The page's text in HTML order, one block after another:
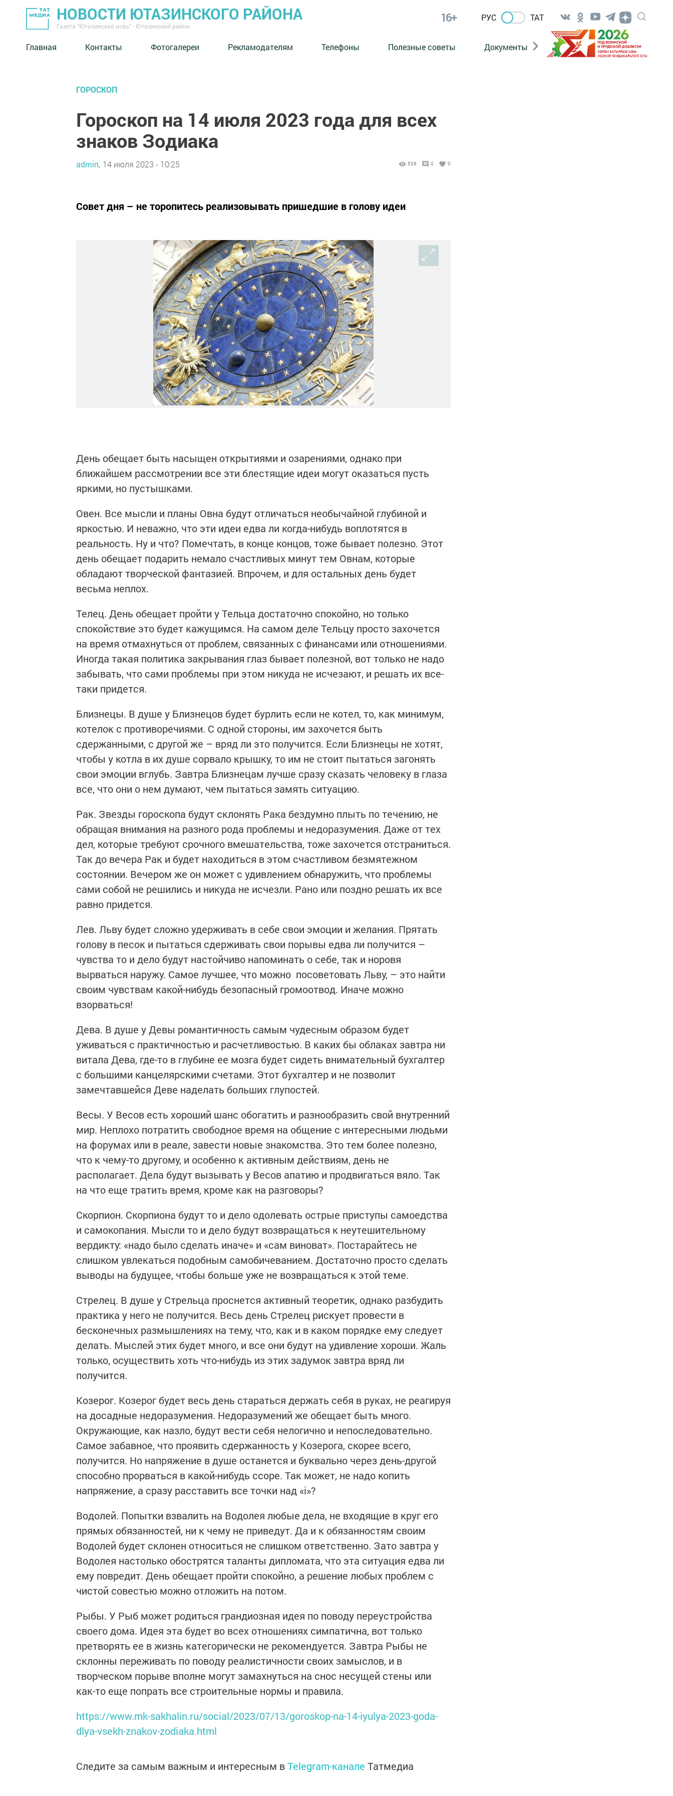
НОВОСТИ ЮТАЗИНСКОГО РАЙОНА
Газета "Ютазинская новь" - Ютазинский район
16+ РУС ТАТ
Главная Контакты Фотогалереи Рекламодателям Телефоны Полезные советы Документы Патриотизм
ГОРОСКОП
Гороскоп на 14 июля 2023 года для всех
знаков Зодиака
admin, 14 июля 2023 - 10:25 536 0 0
Совет дня – не торопитесь реализовывать пришедшие в голову идеи
День обещает быть насыщен открытиями и озарениями, однако при
ближайшем рассмотрении все эти блестящие идеи могут оказаться пусть
яркими, но пустышками.
Овен. Все мысли и планы Овна будут отличаться необычайной глубиной и
яркостью. И неважно, что эти идеи едва ли когда-нибудь воплотятся в
реальность. Ну и что? Помечтать, в конце концов, тоже бывает полезно. Этот
день обещает подарить немало счастливых минут тем Овнам, которые
обладают творческой фантазией. Впрочем, и для остальных день будет
весьма неплох.
Телец. День обещает пройти у Тельца достаточно спокойно, но только
спокойствие это будет кажущимся. На самом деле Тельцу просто захочется
на время отмахнуться от проблем, связанных с финансами или отношениями.
Иногда такая политика закрывания глаз бывает полезной, вот только не надо
забывать, что сами проблемы при этом никуда не исчезают, и решать их все-
таки придется.
Близнецы. В душе у Близнецов будет бурлить если не котел, то, как минимум,
котелок с противоречиями. С одной стороны, им захочется быть
сдержанными, с другой же – вряд ли это получится. Если Близнецы не хотят,
чтобы у котла в их душе сорвало крышку, то им не стоит пытаться загонять
свои эмоции вглубь. Завтра Близнецам лучше сразу сказать человеку в глаза
все, что они о нем думают, чем пытаться замять ситуацию.
Рак. Звезды гороскопа будут склонять Рака бездумно плыть по течению, не
обращая внимания на разного рода проблемы и недоразумения. Даже от тех
дел, которые требуют срочного вмешательства, тоже захочется отстраниться.
Так до вечера Рак и будет находиться в этом счастливом безмятежном
состоянии. Вечером же он может с удивлением обнаружить, что проблемы
сами собой не решились и никуда не исчезли. Рано или поздно решать их все
равно придется.
Лев. Льву будет сложно удерживать в себе свои эмоции и желания. Прятать
голову в песок и пытаться сдерживать свои порывы едва ли получится –
чувства то и дело будут настойчиво напоминать о себе, так и норовя
вырваться наружу. Самое лучшее, что можно посоветовать Льву, – это найти
своим чувствам какой-нибудь безопасный громоотвод. Иначе можно
взорваться!
Дева. В душе у Девы романтичность самым чудесным образом будет
уживаться с практичностью и расчетливостью. В каких бы облаках завтра ни
витала Дева, где-то в глубине ее мозга будет сидеть внимательный бухгалтер
с большими канцелярскими счетами. Этот бухгалтер и не позволит
замечтавшейся Деве наделать больших глупостей.
Весы. У Весов есть хороший шанс обогатить и разнообразить свой внутренний
мир. Неплохо потратить свободное время на общение с интересными людьми
на форумах или в реале, завести новые знакомства. Это тем более полезно,
что к чему-то другому, и особенно к активным действиям, день не
располагает. Дела будут вызывать у Весов апатию и продвигаться вяло. Так
на что еще тратить время, кроме как на разговоры?
Скорпион. Скорпиона будут то и дело одолевать острые приступы самоедства
и самокопания. Мысли то и дело будут возвращаться к неутешительному
вердикту: «надо было сделать иначе» и «сам виноват». Постарайтесь не
слишком увлекаться подобным самобичеванием. Достаточно просто сделать
выводы на будущее, чтобы больше уже не возвращаться к этой теме.
Стрелец. В душе у Стрельца проснется активный теоретик, однако разбудить
практика у него не получится. Весь день Стрелец рискует провести в
бесконечных размышлениях на тему, что, как и в каком порядке ему следует
делать. Мыслей этих будет много, и все они будут на удивление хороши. Жаль
только, осуществить хоть что-нибудь из этих задумок завтра вряд ли
получится.
Козерог. Козерог будет весь день стараться держать себя в руках, не реагируя
на досадные недоразумения. Недоразумений же обещает быть много.
Окружающие, как назло, будут вести себя нелогично и непоследовательно.
Самое забавное, что проявить сдержанность у Козерога, скорее всего,
получится. Но напряжение в душе останется и буквально через день-другой
способно прорваться в какой-нибудь ссоре. Так может, не надо копить
напряжение, а сразу расставить все точки над «i»?
Водолей. Попытки взвалить на Водолея любые дела, не входящие в круг его
прямых обязанностей, ни к чему не приведут. Да и к обязанностям своим
Водолей будет склонен относиться не слишком ответственно. Зато завтра у
Водолея настолько обострятся таланты дипломата, что эта ситуация едва ли
ему повредит. День обещает пройти спокойно, а решение любых проблем с
чистой совестью можно отложить на потом.
Рыбы. У Рыб может родиться грандиозная идея по поводу переустройства
своего дома. Идея эта будет во всех отношениях симпатична, вот только
претворять ее в жизнь категорически не рекомендуется. Завтра Рыбы не
склонны переживать по поводу реалистичности своих замыслов, и в
творческом порыве вполне могут замахнуться на снос несущей стены или
как-то еще попрать все строительные нормы и правила.
https://www.mk-sakhalin.ru/social/2023/07/13/goroskop-na-14-iyulya-2023-goda-
dlya-vsekh-znakov-zodiaka.html
Следите за самым важным и интересным вTelegram-канале Татмедиа